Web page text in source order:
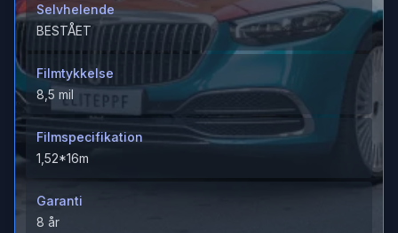
Selvhelende
BESTÅET
Filmtykkelse
8,5 mil
Filmspecifikation
1,52*16m
Garanti
8 år